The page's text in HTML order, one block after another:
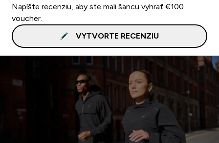
Napíšte recenziu, aby ste mali šancu vyhrať €100
voucher.
VYTVORTE RECENZIU